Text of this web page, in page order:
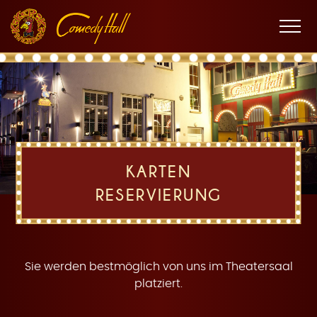
Hauptnavigation
Inhalt
Fußnavigation
K
a
r
Menü
KARTEN
RESERVIERUNG
Sie werden bestmöglich von uns im Theatersaal
platziert.